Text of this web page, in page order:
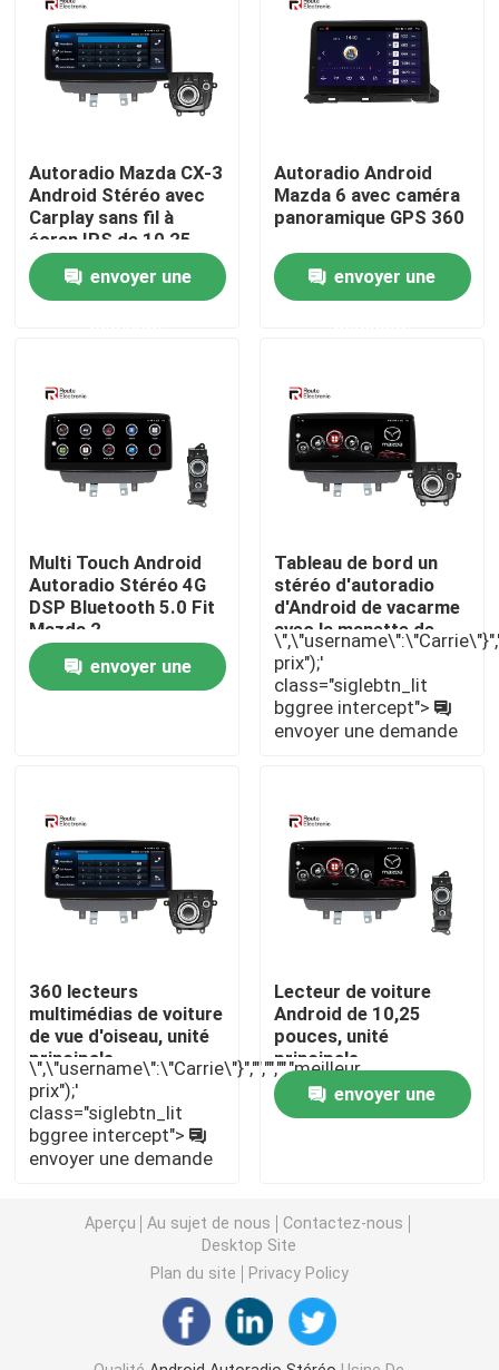
Aperçu
Produits
Visite d'usine
Contrôle de la qualité
Contact
nouvelles
Android Autoradio Stéréo
Stéréo de voiture de Mazda
Stéréo universel de voiture
Autoradio d'OEM
Boîte de Carplay AI
interface visuelle de voiture
Came DVR de tiret de voiture
Caméra de voiture panoramique 360
Autoradio Mazda CX-3
Android Stéréo avec
Carplay sans fil à
écran IPS de 10,25
pouces
envoyer une
Autoradio Android
Mazda 6 avec caméra
panoramique GPS 360
envoyer une
Multi Touch Android
Autoradio Stéréo 4G
DSP Bluetooth 5.0 Fit
Mazda 2
envoyer une
Tableau de bord un
stéréo d'autoradio
d'Android de vacarme
avec la manette de
voiture GPS Bluetooth
4G
prix");'
class="siglebtn_lit
bggree intercept">
envoyer une demande
360 lecteurs
multimédias de voiture
de vue d'oiseau, unité
principale
automatique d'Android
pour le nouveau Mazda
2
\",\"username\":\"Carrie\"}","","","","meilleur
prix");'
class="siglebtn_lit
bggree intercept">
envoyer une demande
Lecteur de voiture
Android de 10,25
pouces, unité
principale
automatique sans fil
d'Android avec la
manette 4G DSP
envoyer une
Aperçu Au sujet de nous
Contactez-nous
Desktop Site
Plan du site
Privacy Policy